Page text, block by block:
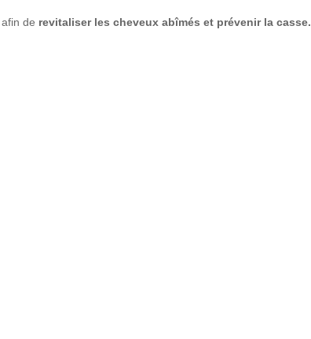
de revitaliserles cheveux abîmés et prévenir la casse.